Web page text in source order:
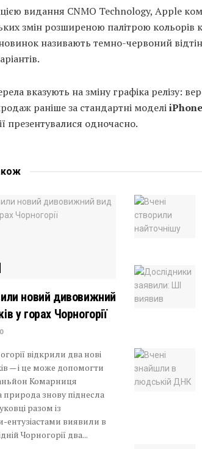
видання CNMO Technology, Apple
змін розширеною палітрою кольорів
називають темно-червоний
вказують на зміну графіка релізу:
раніше за стандартні моделі
презентувалися одночасно.
новий дивовижний
у горах Чорногорії
0
відкрили два нові
— і це може допомогти
Комарниця
знову піднесла
разом із
ентузіастами виявили в
Чорногорії два...